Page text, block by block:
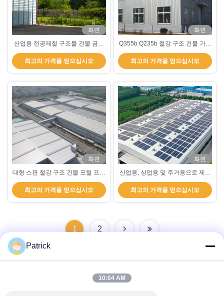
화면
산업용 전공제철 구조물 건물 금속
차고 쉐드 날씨에 견딜 수 있습니다
최고의 가격을 얻으십시오
화면
Q355b Q235b 철강 구조 건물 가벼
운 철강 프레임 전공 건물
최고의 가격을 얻으십시오
화면
대형 스판 철강 구조 건물 포털 프레
임 전공 경사 철강 건설
최고의 가격을 얻으십시오
화면
산업용, 상업용 및 주거용으로 제작
된 부하를 운반하는 철강 구조 건물
최고의 가격을 얻으십시오
1 2
Patrick
10:04 AM